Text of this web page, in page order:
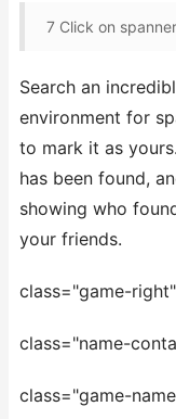
7 Click on
Search an
environment for
to mark it as
has been found,
showing who
your friends.
class="game-
class="name-
class="game-